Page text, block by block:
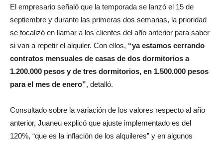
El empresario señaló que la temporada se lanzó el 15 de
septiembre y durante las primeras dos semanas, la prioridad
se focalizó en llamar a los clientes del año anterior para saber
si van a repetir el alquiler. Con ellos, “ya estamos cerrando
contratos mensuales de casas de dos dormitorios a
1.200.000 pesos y de tres dormitorios, en 1.500.000 pesos
para el mes de enero”, detalló.
Consultado sobre la variación de los valores respecto al año
anterior, Juaneu explicó que ajuste implementado es del
120%, “que es la inflación de los alquileres” y en algunos